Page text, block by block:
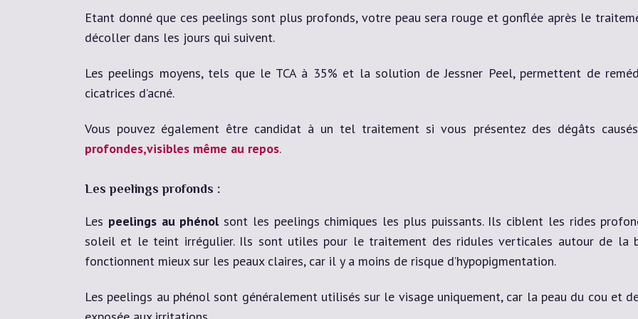
Etant donné que ces peelings sont plus profonds, votre peau sera rouge et gonflée après le
décoller dans les jours qui suivent.
Les peelings moyens, tels que le TCA à 35% et la solution de Jessner Peel, permettent de
cicatrices d’acné.
Vous pouvez également être candidat à un tel traitement si vous présentez des dégâts
profondes,visibles même au repos.
Les peelings profonds :
Les peelings au phénolsont les peelings chimiques les plus puissants. Ils ciblent les rides
soleil et le teint irrégulier. Ils sont utiles pour le traitement des ridules verticales autour de la
fonctionnent mieux sur les peaux claires, car il y a moins de risque d’hypopigmentation.
Les peelings au phénol sont généralement utilisés sur le visage uniquement, car la peau du cou et